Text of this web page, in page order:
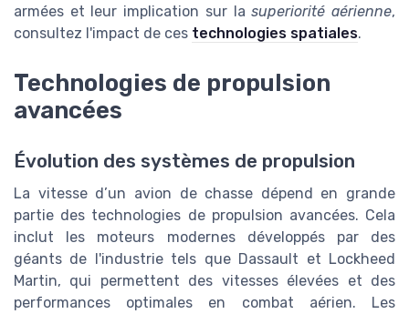
armées et leur implication sur lasuperiorité aérienne,
consultez l'impact de ces technologies spatiales.
Technologies de propulsion
avancées
Évolution des systèmes de propulsion
La vitesse d’un avion de chasse dépend en grande
partie des technologies de propulsion avancées. Cela
inclut les moteurs modernes développés par des
géants de l'industrie tels que Dassault et Lockheed
Martin, qui permettent des vitesses élevées et des
performances optimales en combat aérien. Les